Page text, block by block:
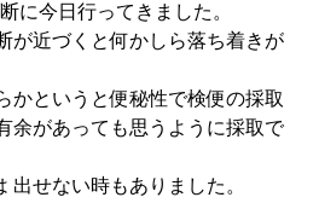
に今日行ってきました。
が近づくと何かしら落ち着きが
かというと便秘性で検便の採取
余があっても思うように採取で
出せない時もありました。